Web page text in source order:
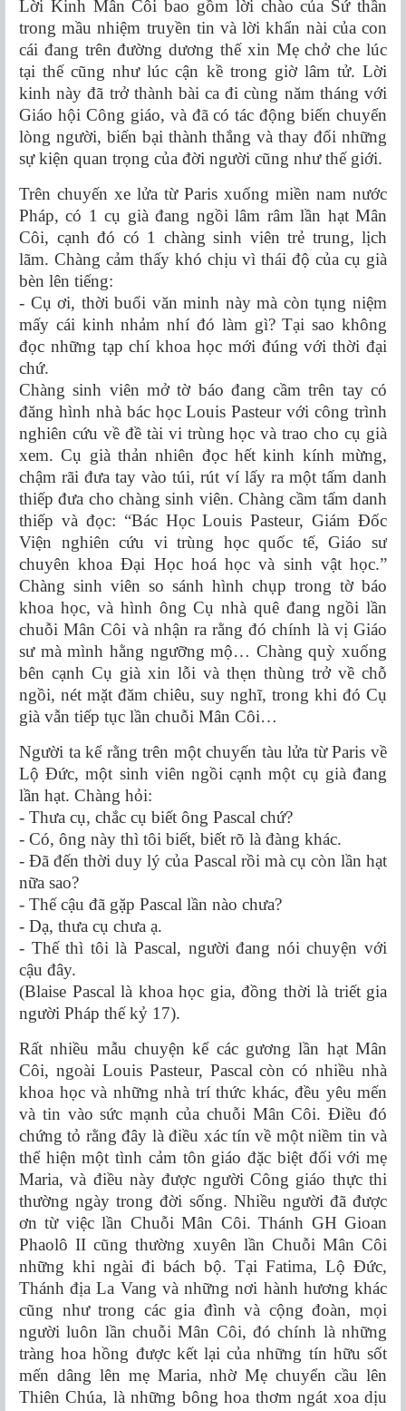
Lời Kinh Mân Côi bao gồm lời chào của Sứ thần
trong mầu nhiệm truyền tin và lời khẩn nài của con
cái đang trên đường dương thế xin Mẹ chở che lúc
tại thế cũng như lúc cận kề trong giờ lâm tử. Lời
kinh này đã trở thành bài ca đi cùng năm tháng với
Giáo hội Công giáo, và đã có tác động biến chuyển
lòng người, biến bại thành thắng và thay đổi những
sự kiện quan trọng của đời người cũng như thế giới.
Trên chuyến xe lửa từ Paris xuống miền nam nước
Pháp, có 1 cụ già đang ngồi lâm râm lần hạt Mân
Côi, cạnh đó có 1 chàng sinh viên trẻ trung, lịch
lãm. Chàng cảm thấy khó chịu vì thái độ của cụ già
bèn lên tiếng:
- Cụ ơi, thời buổi văn minh này mà còn tụng niệm
mấy cái kinh nhảm nhí đó làm gì? Tại sao không
đọc những tạp chí khoa học mới đúng với thời đại
chứ.
Chàng sinh viên mở tờ báo đang cầm trên tay có
đăng hình nhà bác học Louis Pasteur với công trình
nghiên cứu về đề tài vi trùng học và trao cho cụ già
xem. Cụ già thản nhiên đọc hết kinh kính mừng,
chậm rãi đưa tay vào túi, rút ví lấy ra một tấm danh
thiếp đưa cho chàng sinh viên. Chàng cầm tấm danh
thiếp và đọc: “Bác Học Louis Pasteur, Giám Đốc
Viện nghiên cứu vi trùng học quốc tế, Giáo sư
chuyên khoa Đại Học hoá học và sinh vật học.”
Chàng sinh viên so sánh hình chụp trong tờ báo
khoa học, và hình ông Cụ nhà quê đang ngồi lần
chuỗi Mân Côi và nhận ra rằng đó chính là vị Giáo
sư mà mình hằng ngưỡng mộ… Chàng quỳ xuống
bên cạnh Cụ già xin lỗi và thẹn thùng trở về chỗ
ngồi, nét mặt đăm chiêu, suy nghĩ, trong khi đó Cụ
già vẫn tiếp tục lần chuỗi Mân Côi…
Người ta kể rằng trên một chuyến tàu lửa từ Paris về
Lộ Đức, một sinh viên ngồi cạnh một cụ già đang
lần hạt. Chàng hỏi:
- Thưa cụ, chắc cụ biết ông Pascal chứ?
- Có, ông này thì tôi biết, biết rõ là đàng khác.
- Đã đến thời duy lý của Pascal rồi mà cụ còn lần hạt
nữa sao?
- Thế cậu đã gặp Pascal lần nào chưa?
- Dạ, thưa cụ chưa ạ.
- Thế thì tôi là Pascal, người đang nói chuyện với
cậu đây.
(Blaise Pascal là khoa học gia, đồng thời là triết gia
người Pháp thế kỷ 17).
Rất nhiều mẫu chuyện kể các gương lần hạt Mân
Côi, ngoài Louis Pasteur, Pascal còn có nhiều nhà
khoa học và những nhà trí thức khác, đều yêu mến
và tin vào sức mạnh của chuỗi Mân Côi. Điều đó
chứng tỏ rằng đây là điều xác tín về một niềm tin và
thể hiện một tình cảm tôn giáo đặc biệt đối với mẹ
Maria, và điều này được người Công giáo thực thi
thường ngày trong đời sống. Nhiều người đã được
ơn từ việc lần Chuỗi Mân Côi. Thánh GH Gioan
Phaolô II cũng thường xuyên lần Chuỗi Mân Côi
những khi ngài đi bách bộ. Tại Fatima, Lộ Đức,
Thánh địa La Vang và những nơi hành hương khác
cũng như trong các gia đình và cộng đoàn, mọi
người luôn lần chuỗi Mân Côi, đó chính là những
tràng hoa hồng được kết lại của những tín hữu sốt
mến dâng lên mẹ Maria, nhờ Mẹ chuyển cầu lên
Thiên Chúa, là những bông hoa thơm ngát xoa dịu